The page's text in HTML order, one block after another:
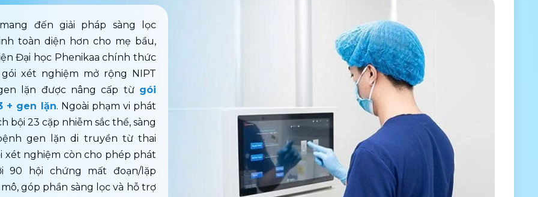
đến giải pháp sàng lọc
toàn diện hơn cho mẹ bầu,
Đại học Phenikaa chính thức
xét nghiệm mở rộng NIPT
lặn được nâng cấp từ gói
+ gen lặn. Ngoài phạm vi phát
bội 23 cặp nhiễm sắc thể, sàng
gen lặn di truyền từ thai
xét nghiệm còn cho phép phát
90 hội chứng mất đoạn/lặp
góp phần sàng lọc và hỗ trợ